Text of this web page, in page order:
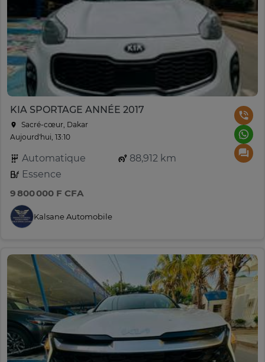
KIA SPORTAGE ANNÉE 2017
Sacré-cœur, Dakar
Aujourd'hui, 13:10
Automatique
88,912 km
Essence
9 800 000 F CFA
Kalsane Automobile